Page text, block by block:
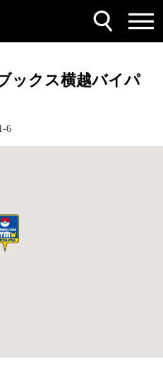
ックス横越バイパ
6